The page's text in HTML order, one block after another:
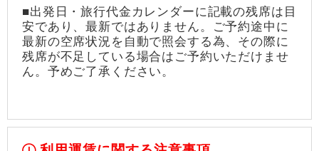
■出発日・旅行代金カレンダーに記載の残席は目
安であり、最新ではありません。ご予約途中に
最新の空席状況を自動で照会する為、その際に
残席が不足している場合はご予約いただけませ
ん。予めご了承ください。